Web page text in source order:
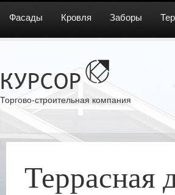
Фасады Кровля Заборы
Торгово-строительная компания
Террасная